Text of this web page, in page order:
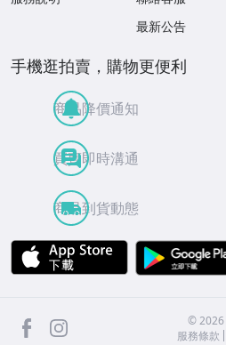
最新公告
手機逛拍賣，購物更便利
商品降價通知
買賣即時溝通
商品到貨動態
APP Store
facebook ©2026
服務條款